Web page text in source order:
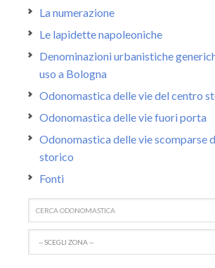
La numerazione
Le lapidette napoleoniche
Denominazioni urbanistiche
uso a Bologna
Odonomastica delle vie del centro
Odonomastica delle vie fuori porta
Odonomastica delle vie scomparse
storico
Fonti